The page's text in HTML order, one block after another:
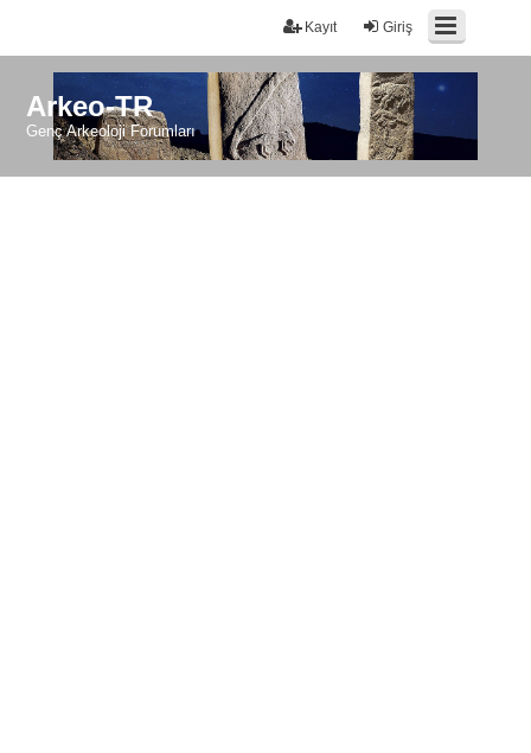
Giriş
Kayıt
Arkeo-TR
Genç Arkeoloji Forumları